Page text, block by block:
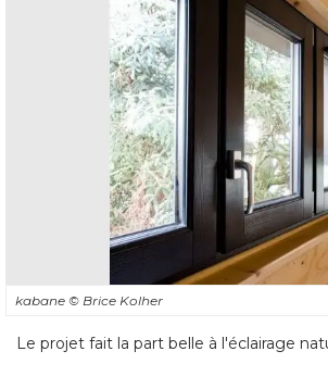
kabane © Brice Kolher
Le projet fait la part belle à l'éclairage